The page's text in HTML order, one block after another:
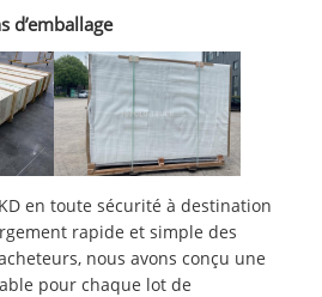
d’emballage
en toute sécurité à destination
rapide et simple des
nous avons conçu une
pour chaque lot de